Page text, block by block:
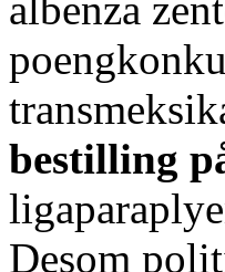
bestilling
Desom